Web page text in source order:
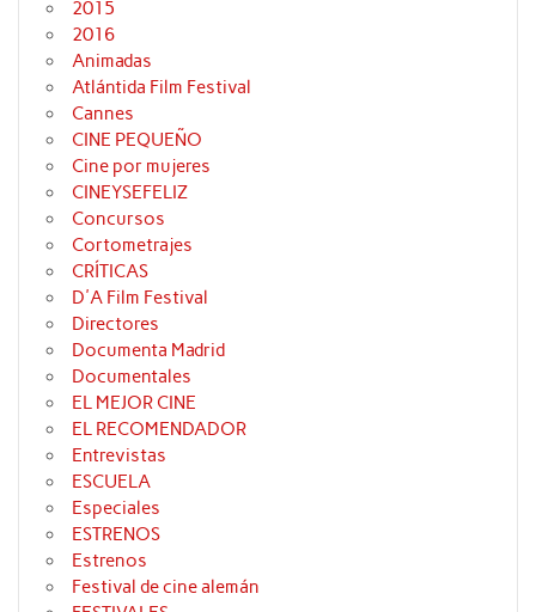
2015
2016
Animadas
Atlántida Film Festival
Cannes
CINE PEQUEÑO
Cine por mujeres
CINEYSEFELIZ
Concursos
Cortometrajes
CRÍTICAS
D'A Film Festival
Directores
Documenta Madrid
Documentales
EL MEJOR CINE
EL RECOMENDADOR
Entrevistas
ESCUELA
Especiales
ESTRENOS
Estrenos
Festival de cine alemán